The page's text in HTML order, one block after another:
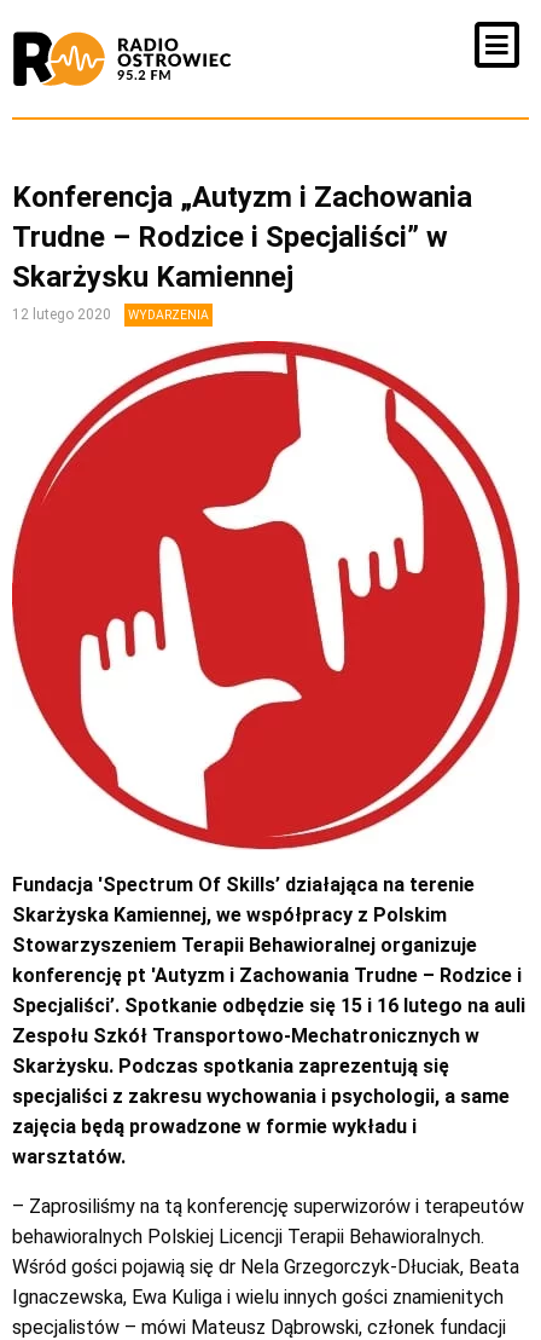
Konferencja „Autyzm i Zachowania
Trudne – Rodzice i Specjaliści” w
Skarżysku Kamiennej
12 lutego 2020 WYDARZENIA
Fundacja 'Spectrum Of Skills’ działająca na terenie
Skarżyska Kamiennej, we współpracy z Polskim
Stowarzyszeniem Terapii Behawioralnej organizuje
konferencję pt 'Autyzm i Zachowania Trudne – Rodzice i
Specjaliści’. Spotkanie odbędzie się 15 i 16 lutego na auli
Zespołu Szkół Transportowo-Mechatronicznych w
Skarżysku. Podczas spotkania zaprezentują się
specjaliści z zakresu wychowania i psychologii, a same
zajęcia będą prowadzone w formie wykładu i
warsztatów.
– Zaprosiliśmy na tą konferencję superwizorów i terapeutów
behawioralnych Polskiej Licencji Terapii Behawioralnych.
Wśród gości pojawią się dr Nela Grzegorczyk-Dłuciak, Beata
Ignaczewska, Ewa Kuliga i wielu innych gości znamienitych
specjalistów – mówi Mateusz Dąbrowski, członek fundacji